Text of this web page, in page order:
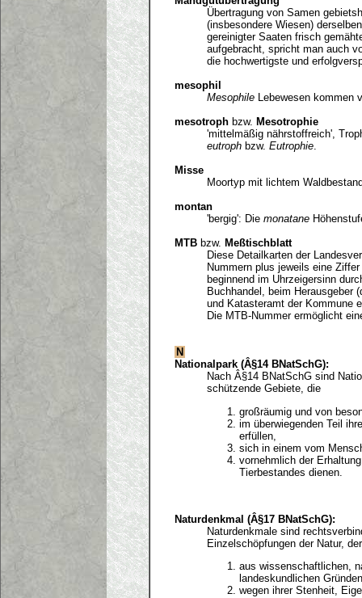
Übertragung von Samen
(insbesondere Wiesen)
gereinigter Saaten frisch
aufgebracht, spricht man auch
die hochwertigste und
mesophil
Mesophile Lebewesen kommen
mesotroph bzw. Mesotrophie
'mittelmäßig nährstoffreich',
eutroph bzw. Eutrophie.
Misse
Moortyp mit lichtem
montan
'bergig': Die monatane
MTB bzw. Meßtischblatt
Diese Detailkarten der
Nummern plus jeweils eine
beginnend im Uhrzeigersinn
Buchhandel, beim Herausgeber
und Katasteramt der Kommune
Die MTB-Nummer ermöglicht
N
Nationalpark (Â§14 BNatSchG):
Nach Â§14 BNatSchG sind
schützende Gebiete, die
großräumig und von
im überwiegenden Teil
erfüllen,
sich in einem vom
vornehmlich der
Tierbestandes dienen.
Naturdenkmal (Â§17 BNatSchG):
Naturdenkmale sind
Einzelschöpfungen der Natur,
aus wissenschaftlichen,
landeskundlichen
wegen ihrer Stenheit,